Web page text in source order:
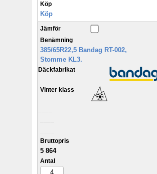
Köp
Köp
Jämför
Benämning
385/65R22,5 Bandag RT-002,
Stomme KL3.
Däckfabrikat
Vinter klass
Bruttopris
5 864
Antal